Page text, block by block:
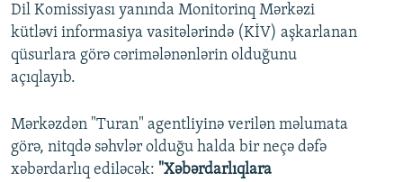
BIZIMLƏ ƏLAQƏ
XƏBƏR BÜLLETENLƏRIMIZ
Dil Komissiyası yanında Monitorinq Mərkəzi
kütləvi informasiya vasitələrində (KİV) aşkarlanan
qüsurlara görə cərimələnənlərin olduğunu
açıqlayıb.
Mərkəzdən "Turan" agentliyinə verilən məlumata
görə, nitqdə səhvlər olduğu halda bir neçə dəfə
xəbərdarlıq ediləcək: "Xəbərdarlıqlara